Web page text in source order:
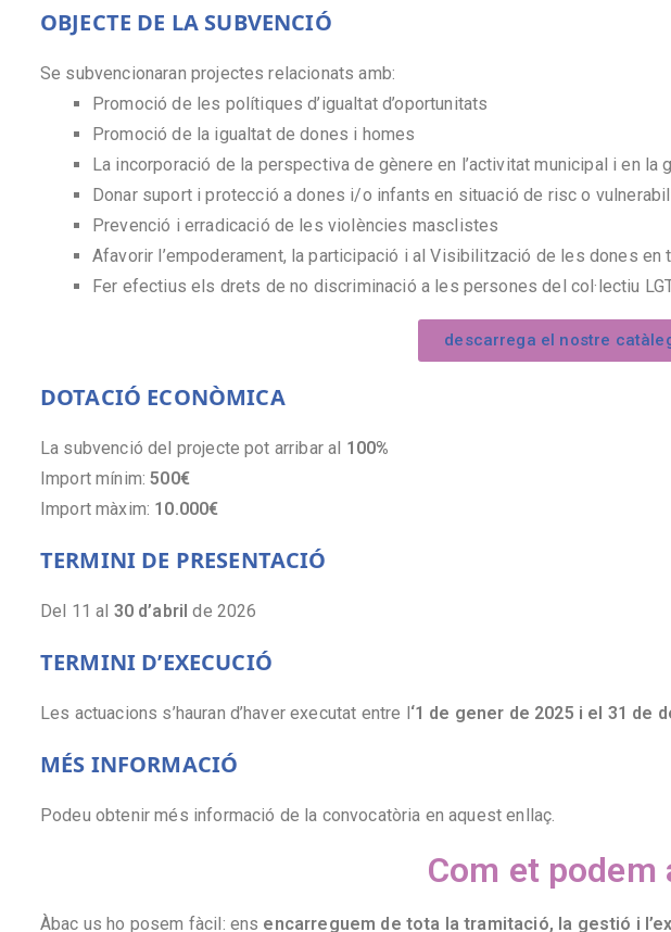
OBJECTE DE LA SUBVENCIÓ
Se subvencionaran projectes relacionats amb:
Promoció de les polítiques d’igualtat d’oportunitats
Promoció de la igualtat de dones i homes
La incorporació de la perspectiva de gènere en l’activitat municipal i en la
Donar suport i protecció a dones i/o infants en situació de risc o
Prevenció i erradicació de les violències masclistes
Afavorir l’empoderament, la participació i al Visibilització de les dones
Fer efectius els drets de no discriminació a les persones del col·lectiu
descarrega el nostre
DOTACIÓ ECONÒMICA
La subvenció del projecte pot arribar al 100%
Import mínim:500€
Import màxim: 10.000€
TERMINI DE PRESENTACIÓ
Del 11 al 30 d’abril de 2026
TERMINI D’EXECUCIÓ
Les actuacions s’hauran d’haver executat entre l‘1 de gener de 2025 i el 31 de
MÉS INFORMACIÓ
Podeu obtenir més informació de la convocatòria enaquest enllaç.
Com et podem
Àbac us ho posem fàcil: ens encarreguem de tota la tramitació, la gestió i